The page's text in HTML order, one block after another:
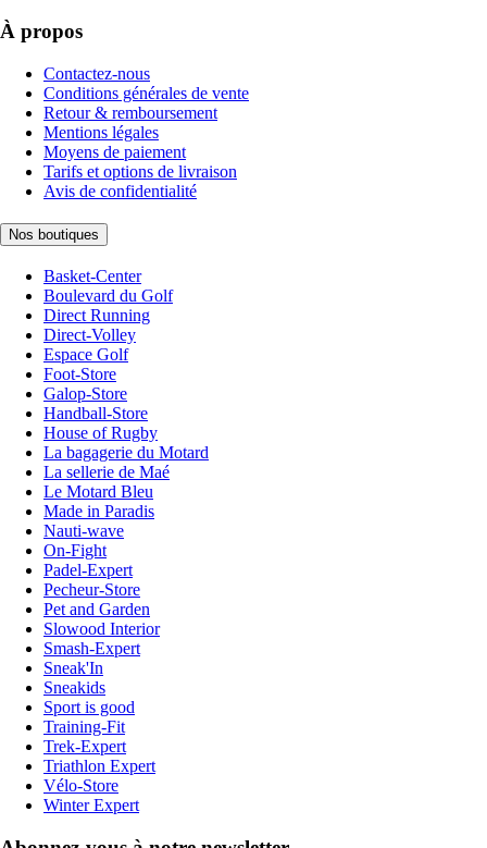
À propos
Contactez-nous
Conditions générales de vente
Retour & remboursement
Mentions légales
Moyens de paiement
Tarifs et options de livraison
Avis de confidentialité
Nos boutiques
Basket-Center
Boulevard du Golf
Direct Running
Direct-Volley
Espace Golf
Foot-Store
Galop-Store
Handball-Store
House of Rugby
La bagagerie du Motard
La sellerie de Maé
Le Motard Bleu
Made in Paradis
Nauti-wave
On-Fight
Padel-Expert
Pecheur-Store
Pet and Garden
Slowood Interior
Smash-Expert
Sneak'In
Sneakids
Sport is good
Training-Fit
Trek-Expert
Triathlon Expert
Vélo-Store
Winter Expert